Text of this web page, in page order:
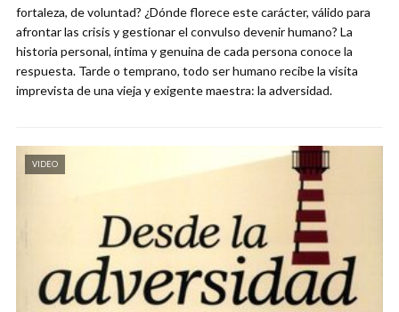
fortaleza, de voluntad? ¿Dónde florece este carácter, válido para
afrontar las crisis y gestionar el convulso devenir humano? La
historia personal, íntima y genuina de cada persona conoce la
respuesta. Tarde o temprano, todo ser humano recibe la visita
imprevista de una vieja y exigente maestra: la adversidad.
VIDEO